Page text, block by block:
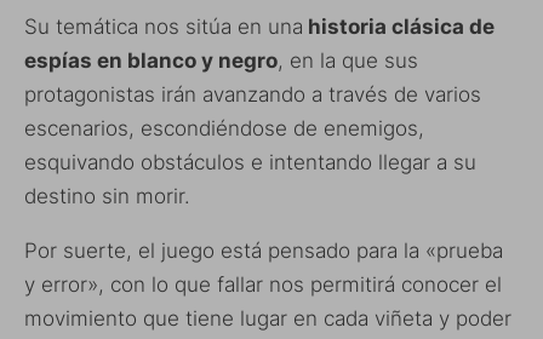
Su temática nos sitúa en una historia clásica de
espías en blanco y negro, en la que sus
protagonistas irán avanzando a través de varios
escenarios, escondiéndose de enemigos,
esquivando obstáculos e intentando llegar a su
destino sin morir.
Por suerte, el juego está pensado para la «prueba
y error», con lo que fallar nos permitirá conocer el
movimiento que tiene lugar en cada viñeta y poder